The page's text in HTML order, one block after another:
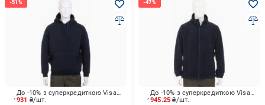
931 ₴/шт.
До -10% з суперкредиткою Visa Вигода
945.25₴/шт.
До -10% з суперкредиткою Visa Вигода